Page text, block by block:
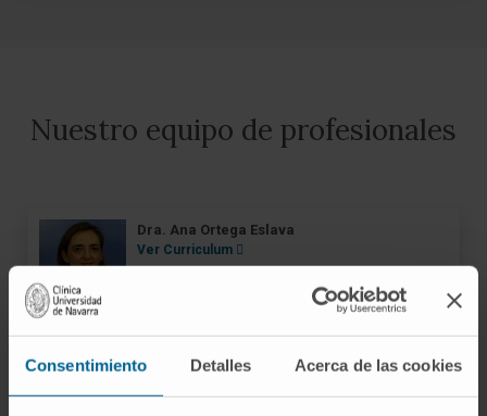
Consentimiento Detalles Acerca de las cookies
Nuestro equipo de profesionales
Dra. Ana Ortega Eslava
Ver Curriculum